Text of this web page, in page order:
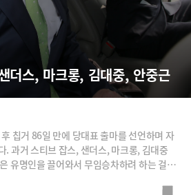
더스, 마크롱, 김대중, 안중근
칩거 86일 만에 당대표 출마를 선언하며 자
. 과거 스티브 잡스, 샌더스, 마크롱, 김대중
유명인을 끌어와서 무임승차하려 하는 걸